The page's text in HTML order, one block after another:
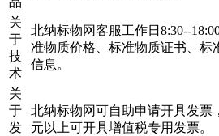
关
于
技
术
北纳标物网客服工作日8:30--
准物质价格、标准物质证书、标
信息。
关
于
发
北纳标物网可自助申请开具发票
元以上可开具增值税专用发票。